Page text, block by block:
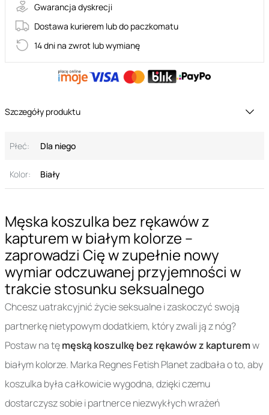
Męska koszulka bez rękawów z
kapturem w białym kolorze –
zaprowadzi Cię w zupełnie nowy
wymiar odczuwanej przyjemności w
trakcie stosunku seksualnego
Chcesz uatrakcyjnić życie seksualne i zaskoczyć swoją
partnerkę nietypowym dodatkiem, który zwali ją z nóg?
Postaw na tęmęską koszulkę bez rękawów z kapturemw
białym kolorze. Marka Regnes Fetish Planet zadbała o to, aby
koszulka była całkowicie wygodna, dzięki czemu
dostarczysz sobie i partnerce niezwykłych wrażeń
Gwarancja dyskrecji
Dostawa kurierem lub do paczkomatu
14 dni na zwrot lub wymianę
Szczegóły produktu
Płeć: Dla niego
Kolor: Biały